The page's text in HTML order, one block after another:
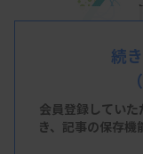
続
会員登録してい
き、 記事の保存機